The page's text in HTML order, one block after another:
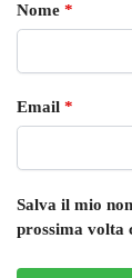
Nome *
Email *
Salva il mio
prossima volta